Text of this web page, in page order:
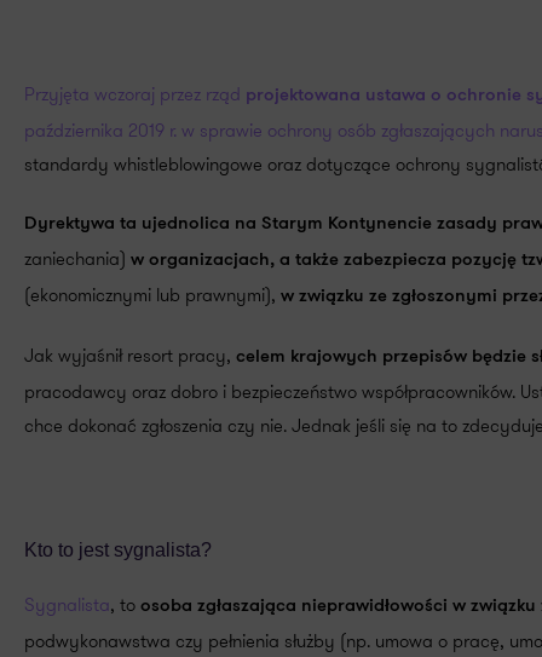
Przyjęta wczoraj przez rząd projektowana ustawa o ochronie
października 2019 r. w sprawie ochrony osób zgłaszających
standardy whistleblowingowe oraz dotyczące ochrony
Dyrektywa ta ujednolica na Starym Kontynencie zasady
zaniechania) w organizacjach, a także zabezpiecza pozycję
(ekonomicznymi lub prawnymi), w związku ze zgłoszonymi
Jak wyjaśnił resort pracy, celem krajowych przepisów będzie
pracodawcy oraz dobro i bezpieczeństwo współpracowników.
chce dokonać zgłoszenia czy nie. Jednak jeśli się na to
Kto to jest sygnalista?
Sygnalista, to osoba zgłaszająca nieprawidłowości w
podwykonawstwa czy pełnienia służby (np. umowa o pracę,